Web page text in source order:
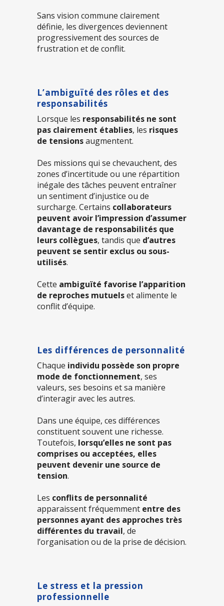
Sans vision commune clairement
définie, les divergences deviennent
progressivement des sources de
frustration et de conflit.
L’ambiguïté des rôles et des
responsabilités
Lorsque les responsabilités ne sont
pas clairement établies, les risques
de tensionsaugmentent.
Des missions qui se chevauchent, des
zones d’incertitude ou une répartition
inégale des tâches peuvent entraîner
un sentiment d’injustice ou de
surcharge. Certains collaborateurs
peuvent avoir l’impression d’assumer
davantage de responsabilités que
leurs collègues, tandis que d’autres
peuvent se sentir exclus ou sous-
utilisés.
Cette ambiguïté favorise l’apparition
de reproches mutuelset alimente le
conflit d’équipe.
Les différences de personnalité
Chaque individu possède son propre
mode de fonctionnement, ses
valeurs, ses besoins et sa manière
d’interagir avec les autres.
Dans une équipe, ces différences
constituent souvent une richesse.
Toutefois, lorsqu’elles ne sont pas
comprises ou acceptées, elles
peuvent devenir une source de
tension.
Les conflits de personnalité
apparaissent fréquemment entre des
personnes ayant des approches très
différentes du travail, de
l’organisation ou de la prise de décision.
Le stress et la pression
professionnelle